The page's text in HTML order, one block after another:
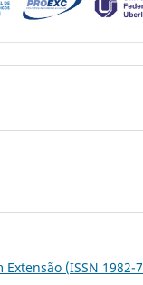
Extensão (ISSN 1982-